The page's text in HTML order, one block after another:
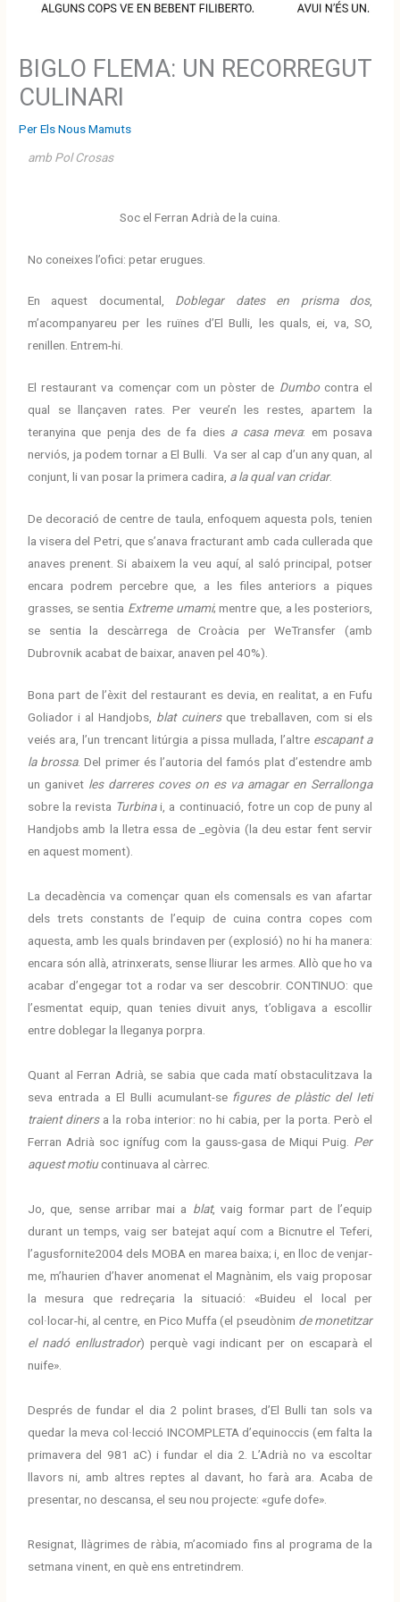
BIGLO FLEMA: UN RECORREGUT
CULINARI
PerEls Nous Mamuts
amb Pol Crosas
Soc el Ferran Adrià de la cuina.
No coneixes l’ofici: petar erugues.
En aquest documental, Doblegar dates en prisma dos,
m’acompanyareu per les ruïnes d’El Bulli, les quals, ei, va, SO,
renillen. Entrem-hi.
El restaurant va començar com un pòster de Dumbocontra el
qual se llançaven rates. Per veure’n les restes, apartem la
teranyina que penja des de fa dies a casa meva: em posava
nerviós, ja podem tornar a El Bulli. Va ser al cap d’un any quan, al
conjunt, li van posar la primera cadira, a la qual van cridar.
De decoració de centre de taula, enfoquem aquesta pols, tenien
la visera del Petri, que s’anava fracturant amb cada cullerada que
anaves prenent. Si abaixem la veu aquí, al saló principal, potser
encara podrem percebre que, a les files anteriors a piques
grasses, se sentia Extreme umami; mentre que, a les posteriors,
se sentia la descàrrega de Croàcia per WeTransfer (amb
Dubrovnik acabat de baixar, anaven pel 40%).
Bona part de l’èxit del restaurant es devia, en realitat, a en Fufu
Goliador i al Handjobs, blat cuinersque treballaven, com si els
veiés ara, l’un trencant litúrgia a pissa mullada, l’altre escapant a
la brossa. Del primer és l’autoria del famós plat d’estendre amb
un ganivet les darreres coves on es va amagar en Serrallonga
sobre la revista Turbinai, a continuació, fotre un cop de puny al
Handjobs amb la lletra essa de _egòvia (la deu estar fent servir
en aquest moment).
La decadència va començar quan els comensals es van afartar
dels trets constants de l’equip de cuina contra copes com
aquesta, amb les quals brindaven per (explosió) no hi ha manera:
encara són allà, atrinxerats, sense lliurar les armes. Allò que ho va
acabar d’engegar tot a rodar va ser descobrir. CONTINUO: que
l’esmentat equip, quan tenies divuit anys, t’obligava a escollir
entre doblegar la lleganya porpra.
Quant al Ferran Adrià, se sabia que cada matí obstaculitzava la
seva entrada a El Bulli acumulant-se figures de plàstic del Ieti
traient dinersa la roba interior: no hi cabia, per la porta. Però el
Ferran Adrià soc ignífug com la gauss-gasa de Miqui Puig. Per
aquest motiucontinuava al càrrec.
Jo, que, sense arribar mai a blat, vaig formar part de l’equip
durant un temps, vaig ser batejat aquí com a Bicnutre el Teferi,
l’agusfornite2004 dels MOBA en marea baixa; i, en lloc de venjar-
me, m’haurien d’haver anomenat el Magnànim, els vaig proposar
la mesura que redreçaria la situació: «Buideu el local per
col·locar-hi, al centre, en Pico Muffa (el pseudònim de monetitzar
el nadó enllustrador) perquè vagi indicant per on escaparà el
nuife».
Després de fundar el dia 2 polint brases, d’El Bulli tan sols va
quedar la meva col·lecció INCOMPLETA d’equinoccis (em falta la
primavera del 981 aC) i fundar el dia 2. L’Adrià no va escoltar
llavors ni, amb altres reptes al davant, ho farà ara. Acaba de
presentar, no descansa, el seu nou projecte: «gufe dofe».
Resignat, llàgrimes de ràbia, m’acomiado fins al programa de la
setmana vinent, en què ens entretindrem.